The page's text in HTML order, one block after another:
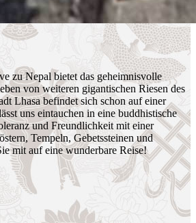
zu Nepal bietet das geheimnisvolle
von weiteren gigantischen Riesen des
Lhasa befindet sich schon auf einer
uns eintauchen in eine buddhistische
und Freundlichkeit mit einer
Tempeln, Gebetssteinen und
mit auf eine wunderbare Reise!